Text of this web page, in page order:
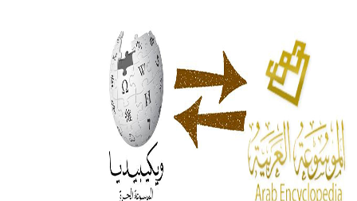
الحكم، الأدلة، تنظيم التغذية، ورسالته في جروح الرأس. ويعود
له الفضل بأنه حرر الطب من الدين والفلسفة.
- هل تعلم أن المرجان إفراز حيواني يتكون في البحر ويتركب
من مادة كربونات الكلسيوم، وهو أحمر أو شديد الحمرة وهو
أجود أنواعه، ويمتاز بكبر الحجم ويسمى الش